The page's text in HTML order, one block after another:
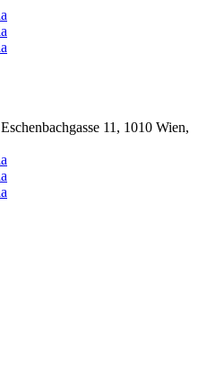
Eschenbachgasse 11, 1010 Wien,